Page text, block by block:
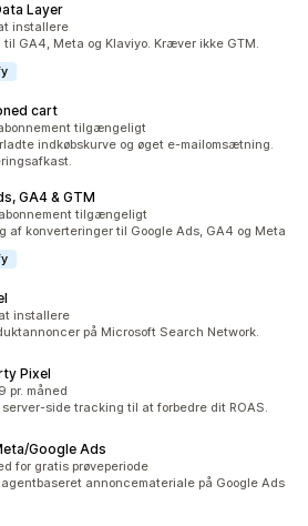
Layer
installere
GA4, Meta og Klaviyo. Kræver ikke GTM.
cart
tilgængeligt
indkøbskurve og øget e-mailomsætning.
GA4 & GTM
tilgængeligt
af konverteringer til Google Ads, GA4 og Meta
installere
på Microsoft Search Network.
Pixel
pr. måned
server-side tracking til at forbedre dit ROAS.
Google Ads
for gratis prøveperiode
annoncemateriale på Google Ads